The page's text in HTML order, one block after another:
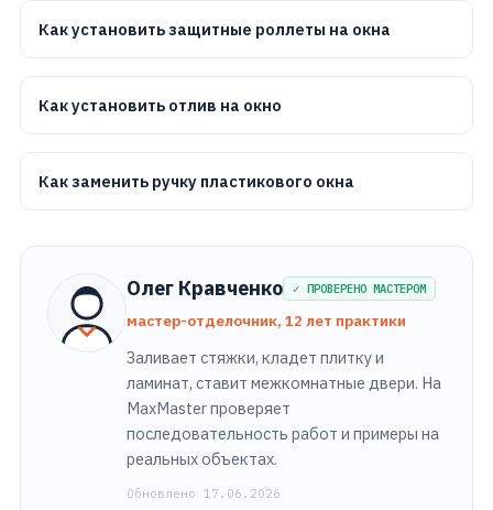
Как установить защитные роллеты на окна
Как установить отлив на окно
Как заменить ручку пластикового окна
Олег Кравченко ✓ ПРОВЕРЕНО МАСТЕРОМ
мастер-отделочник, 12 лет практики
Заливает стяжки, кладет плитку и
ламинат, ставит межкомнатные двери. На
MaxMaster проверяет
последовательность работ и примеры на
реальных объектах.
Обновлено 17.06.2026